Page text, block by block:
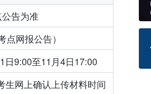
告为准
网报公告）
日9:00至11月4日17:00
生网上确认上传材料时间